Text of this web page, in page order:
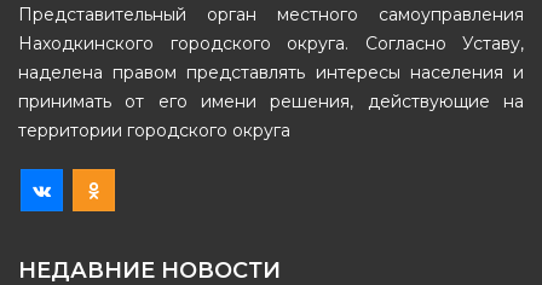
Представительный орган местного самоуправления
Находкинского городского округа. Согласно Уставу,
наделена правом представлять интересы населения и
принимать от его имени решения, действующие на
территории городского округа
НЕДАВНИЕ НОВОСТИ